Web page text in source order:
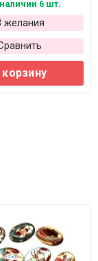
6 шт.
желания
корзину